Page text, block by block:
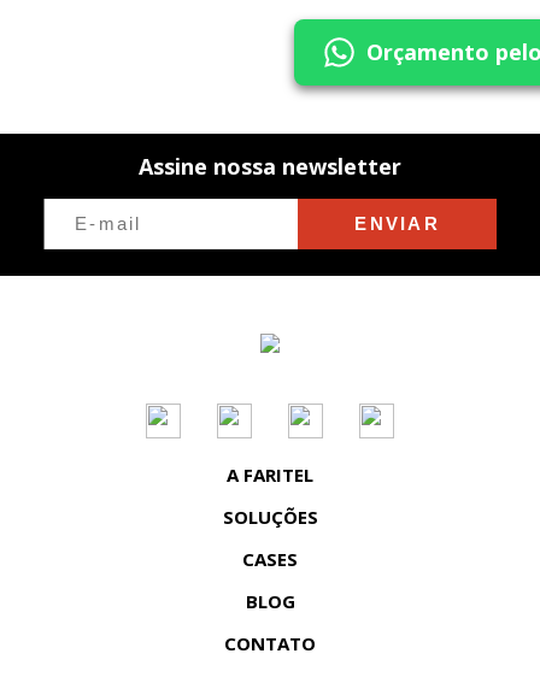
Orçamento
Assine nossa newsletter
ENVIAR
A FARITEL
SOLUÇÕES
CASES
BLOG
CONTATO